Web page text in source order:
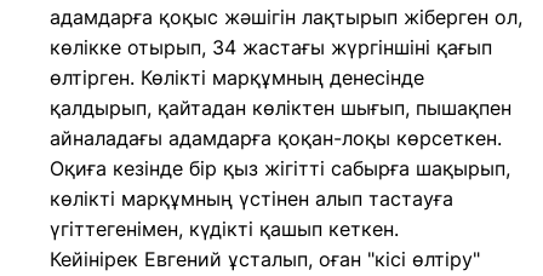
адамдарға қоқыс жәшігін лақтырып жіберген ол,
көлікке отырып, 34 жастағы жүргіншіні қағып
өлтірген. Көлікті марқұмның денесінде
қалдырып, қайтадан көліктен шығып, пышақпен
айналадағы адамдарға қоқан-лоқы көрсеткен.
Оқиға кезінде бір қыз жігітті сабырға шақырып,
көлікті марқұмның үстінен алып тастауға
үгіттегенімен, күдікті қашып кеткен.
Кейінірек Евгений ұсталып, оған "кісі өлтіру"